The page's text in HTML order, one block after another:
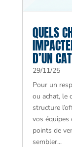
QUELS
D’UN
29/11/25
Pour un
ou achat, le
structure
vos équipes
points de
sembler...